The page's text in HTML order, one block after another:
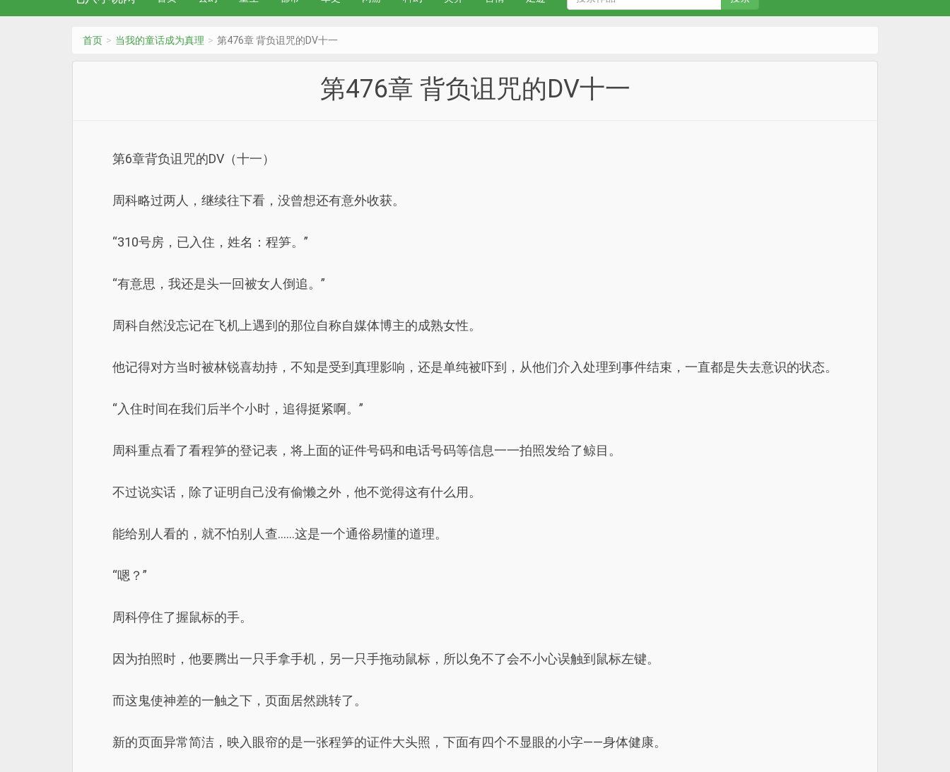
首页 当我的童话成为真理 第476章 背负诅咒的DV十一
第476章 背负诅咒的DV十一
第6章背负诅咒的DV（十一）
周科略过两人，继续往下看，没曾想还有意外收获。
“310号房，已入住，姓名：程笋。”
“有意思，我还是头一回被女人倒追。”
周科自然没忘记在飞机上遇到的那位自称自媒体博主的成熟女性。
他记得对方当时被林锐喜劫持，不知是受到真理影响，还是单纯被吓到，从他们介入处理到事件结束，一直都是失去意识的状态。
“入住时间在我们后半个小时，追得挺紧啊。”
周科重点看了看程笋的登记表，将上面的证件号码和电话号码等信息一一拍照发给了鲸目。
不过说实话，除了证明自己没有偷懒之外，他不觉得这有什么用。
能给别人看的，就不怕别人查......这是一个通俗易懂的道理。
“嗯？”
周科停住了握鼠标的手。
因为拍照时，他要腾出一只手拿手机，另一只手拖动鼠标，所以免不了会不小心误触到鼠标左键。
而这鬼使神差的一触之下，页面居然跳转了。
新的页面异常简洁，映入眼帘的是一张程笋的证件大头照，下面有四个不显眼的小字——身体健康。